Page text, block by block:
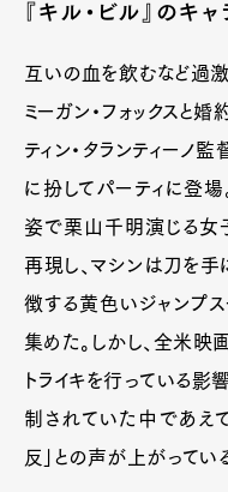
『キル・ビル』のキ
互いの血を飲むなど過
ミーガン・フォックスと婚
ティン・タランティーノ監
に扮してパーティに登
姿で栗山千明演じる女
再現し、マシンは刀を手
徴する黄色いジャンプ
集めた。しかし、全米
トライキを行っている影
制されていた中であえ
反」との声が上がっている